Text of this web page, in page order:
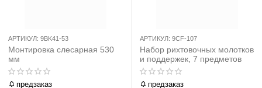
АРТИКУЛ: 9BK41-53
Монтировка слесарная 530
мм
предзаказ
АРТИКУЛ: 9CF-107
Набор рихтовочных молотков
и поддержек, 7 предметов
предзаказ